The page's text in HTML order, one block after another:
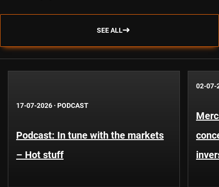
SEE ALL
17-07-2026 · PODCAST
Podcast: In tune with the markets
– Hot stuff
02-07-